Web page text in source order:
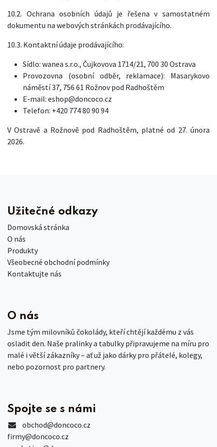
10.2. Ochrana osobních údajů je řešena v samostatném
dokumentu na webových stránkách prodávajícího.
10.3. Kontaktní údaje prodávajícího:
Sídlo: wanea s.r.o., Čujkovova 1714/21, 700 30 Ostrava
Provozovna (osobní odběr, reklamace): Masarykovo
náměstí 37, 756 61 Rožnov pod Radhoštěm
E-mail: eshop@doncoco.cz
Telefon: +420 774 80 90 94
V Ostravě a Rožnově pod Radhoštěm, platné od 27. února
2026.
Užitečné odkazy
Domovská stránka
O nás
Produkty
Všeobecné obchodní podmínky
Kontaktujte nás
O nás
Jsme tým milovníků čokolády, kteří chtějí každému z vás
osladit den. Naše pralinky a tabulky připravujeme na míru pro
malé i větší zákazníky – ať už jako dárky pro přátelé, kolegy,
nebo pozornost pro partnery.
Spojte se s námi
obchod@doncoco.cz
firmy@doncoco.cz